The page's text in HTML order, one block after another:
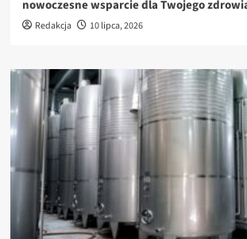
nowoczesne wsparcie dla Twojego
Redakcja 10 lipca, 2026